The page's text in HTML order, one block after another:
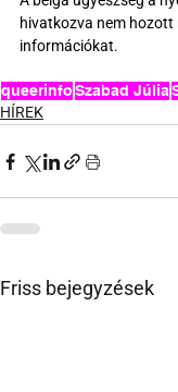
hivatkozva nem
információkat.
queerinfoSzabad Júlia
HÍREK
Friss bejegyzések